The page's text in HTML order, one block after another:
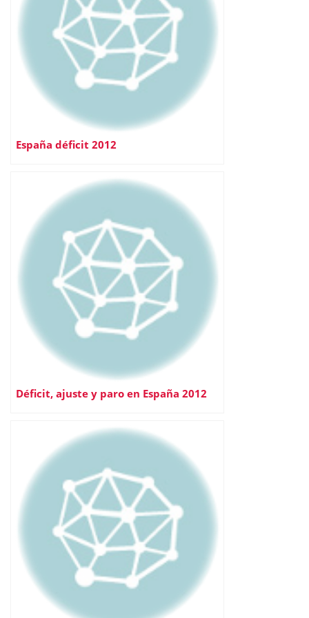
España déficit 2012
Déficit, ajuste y paro en España 2012